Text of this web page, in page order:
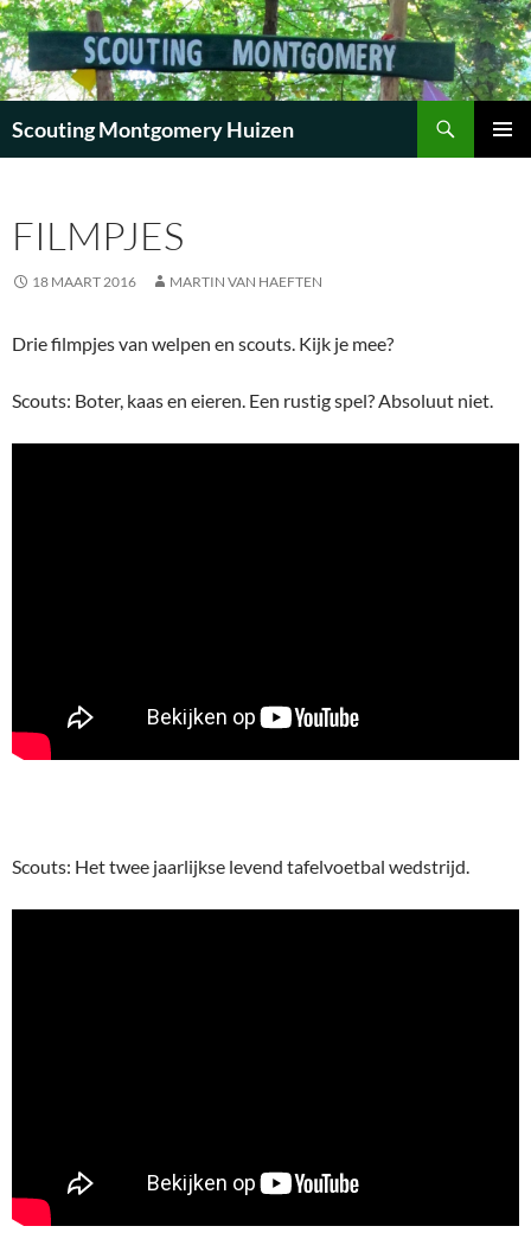
Scouting Montgomery Huizen
INHOUD
FILMPJES
18 MAART 2016 MARTIN VAN HAEFTEN
Drie filmpjes van welpen en scouts. Kijk je mee?
Scouts: Boter, kaas en eieren. Een rustig spel? Absoluut niet.
Scouts: Het twee jaarlijkse levend tafelvoetbal wedstrijd.